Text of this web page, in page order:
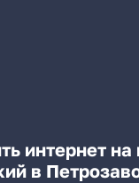
интернет на
в